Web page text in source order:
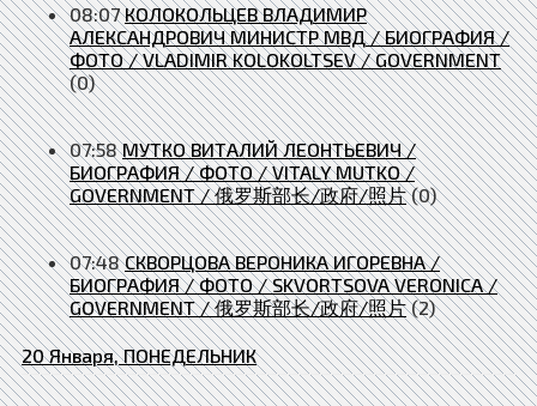
08:07 КОЛОКОЛЬЦЕВ ВЛАДИМИР
АЛЕКСАНДРОВИЧ МИНИСТР МВД / БИОГРАФИЯ /
ФОТО / VLADIMIR KOLOKOLTSEV / GOVERNMENT
(0)
07:58 МУТКО ВИТАЛИЙ ЛЕОНТЬЕВИЧ /
БИОГРАФИЯ / ФОТО / VITALY MUTKO /
GOVERNMENT / 俄罗斯部长/政府/照片 (0)
07:48 СКВОРЦОВА ВЕРОНИКА ИГОРЕВНА /
БИОГРАФИЯ / ФОТО / SKVORTSOVA VERONICA /
GOVERNMENT / 俄罗斯部长/政府/照片 (2)
20 Января, ПОНЕДЕЛЬНИК